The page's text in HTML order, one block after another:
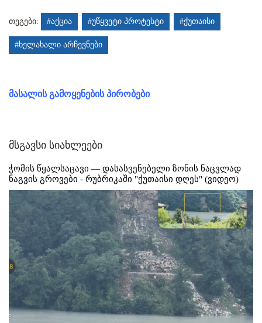
თეგები: #აქცია #უწყვეტი პროტესტი #ქუთაისი
#ხელახალი არჩევნები
მასალის გამოყენების პირობები
მსგავსი სიახლეები
ჭომის წყალსაცავი — დასასვენებელი ზონის ნაცვლად
ნაგვის გროვები - რუბრიკაში "ქუთაისი დღეს" (ვიდეო)